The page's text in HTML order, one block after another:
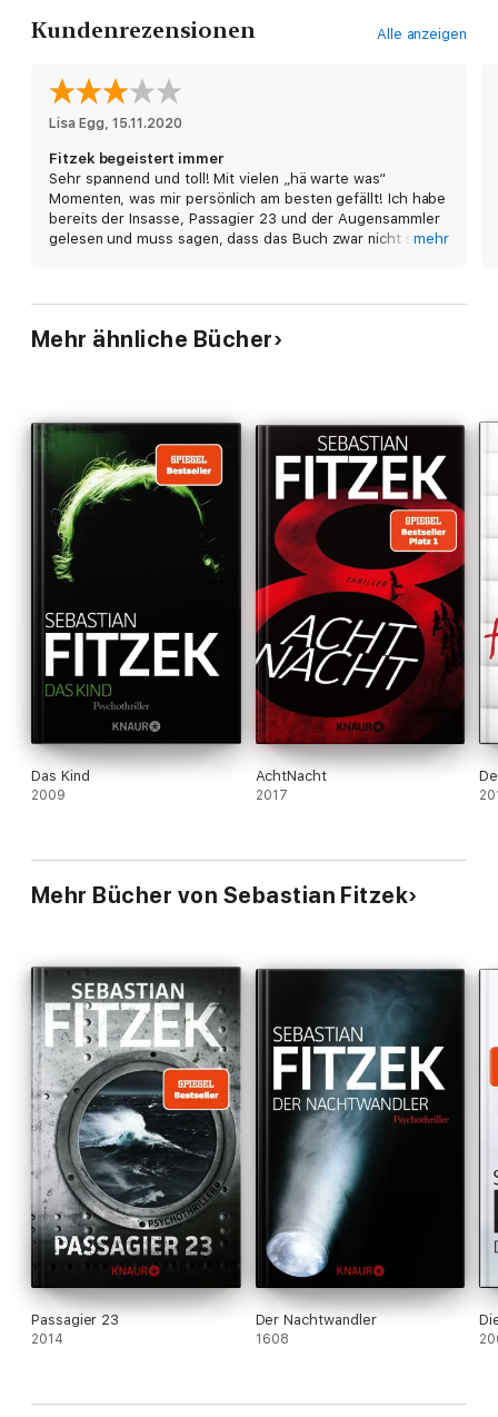
Dieser Psychothriller von Sebastian Fitzek garantiert
Kundenrezensionen Alle anzeigen
Lisa Egg, 15.11.2020
Fitzek begeistert immer
Sehr spannend und toll! Mit vielen „hä warte was“
Momenten, was mir persönlich am besten gefällt! Ich habe
bereits der Insasse, Passagier 23 und der Augensammler
gelesen und muss sagen, dass das Buch zwar nicht somehr
Mehr ähnliche Bücher
Das Kind
2009
AchtNacht
2017
Mehr Bücher von Sebastian Fitzek
Passagier 23
2014
Der Nachtwandler
1608